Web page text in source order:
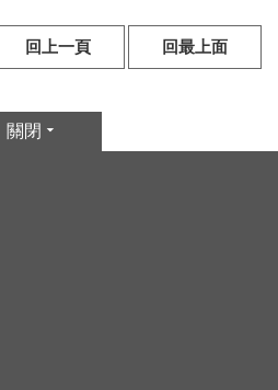
回上一頁 回最上面
關閉